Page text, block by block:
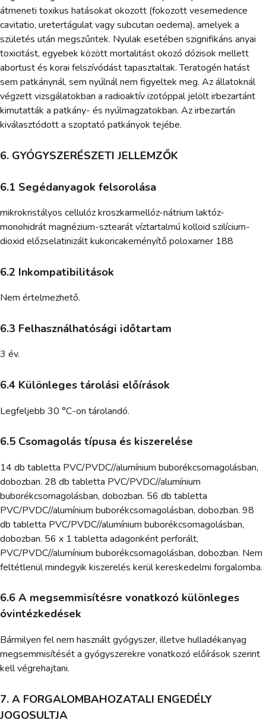
átmeneti toxikus hatásokat okozott (fokozott vesemedence
cavitatio, uretertágulat vagy subcutan oedema), amelyek a
születés után megszűntek. Nyulak esetében szignifikáns anyai
toxicitást, egyebek között mortalitást okozó dózisok mellett
abortust és korai felszívódást tapasztaltak. Teratogén hatást
sem patkánynál, sem nyúlnál nem figyeltek meg. Az állatoknál
végzett vizsgálatokban a radioaktív izotóppal jelölt irbezartánt
kimutatták a patkány- és nyúlmagzatokban. Az irbezartán
kiválasztódott a szoptató patkányok tejébe.
6. GYÓGYSZERÉSZETI JELLEMZŐK
6.1 Segédanyagok felsorolása
mikrokristályos cellulóz kroszkarmellóz-nátrium laktóz-
monohidrát magnézium-sztearát víztartalmú kolloid szilícium-
dioxid előzselatinizált kukoricakeményítő poloxamer 188
6.2 Inkompatibilitások
Nem értelmezhető.
6.3 Felhasználhatósági időtartam
3 év.
6.4 Különleges tárolási előírások
Legfeljebb 30 °C-on tárolandó.
6.5 Csomagolás típusa és kiszerelése
14 db tabletta PVC/PVDC//alumínium buborékcsomagolásban,
dobozban. 28 db tabletta PVC/PVDC//alumínium
buborékcsomagolásban, dobozban. 56 db tabletta
PVC/PVDC//alumínium buborékcsomagolásban, dobozban. 98
db tabletta PVC/PVDC//alumínium buborékcsomagolásban,
dobozban. 56 x 1 tabletta adagonként perforált,
PVC/PVDC//alumínium buborékcsomagolásban, dobozban. Nem
feltétlenül mindegyik kiszerelés kerül kereskedelmi forgalomba.
6.6 A megsemmisítésre vonatkozó különleges
óvintézkedések
Bármilyen fel nem használt gyógyszer, illetve hulladékanyag
megsemmisítését a gyógyszerekre vonatkozó előírások szerint
kell végrehajtani.
7. A FORGALOMBAHOZATALI ENGEDÉLY
JOGOSULTJA